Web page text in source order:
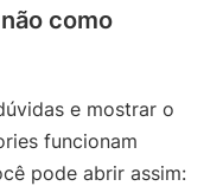
como
e mostrar o
funcionam
pode abrir assim: